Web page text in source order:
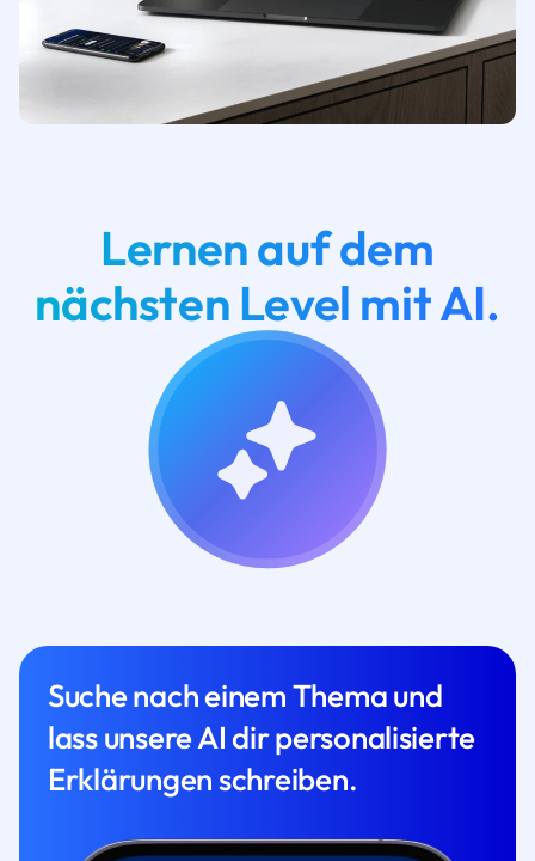
Lernen auf dem
nächsten Level mit AI.
Suche nach einem Thema und
lass unsere AI dir personalisierte
Erklärungen schreiben.